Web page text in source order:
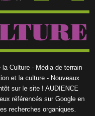
Culture - Média de terrain
et la culture - Nouveaux
sur le site ! AUDIENCE
référencés sur Google en
recherches organiques.